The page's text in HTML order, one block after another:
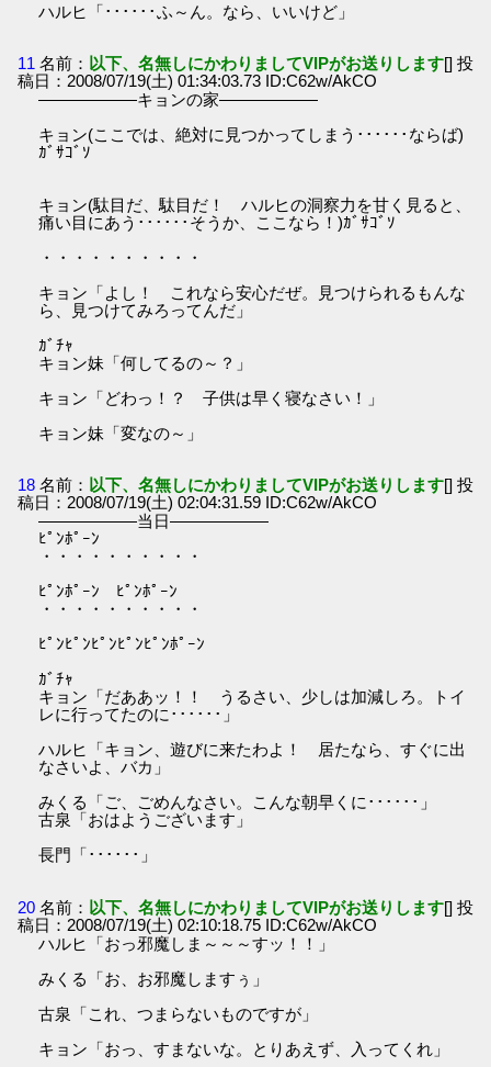
ハルヒ「･･････ふ～ん。なら、いいけど」
11 名前： 以下、名無しにかわりましてVIPがお送りします[] 投
稿日：2008/07/19(土) 01:34:03.73 ID:C62w/AkCO
――――――キョンの家――――――
キョン(ここでは、絶対に見つかってしまう･･････ならば)
ｶﾞｻｺﾞｿ
キョン(駄目だ、駄目だ！ ハルヒの洞察力を甘く見ると、
痛い目にあう･･････そうか、ここなら！)ｶﾞｻｺﾞｿ
・・・・・・・・・・
キョン「よし！ これなら安心だぜ。見つけられるもんな
ら、見つけてみろってんだ」
ｶﾞﾁｬ
キョン妹「何してるの～？」
キョン「どわっ！？ 子供は早く寝なさい！」
キョン妹「変なの～」
18 名前： 以下、名無しにかわりましてVIPがお送りします[] 投
稿日：2008/07/19(土) 02:04:31.59 ID:C62w/AkCO
――――――当日――――――
ﾋﾟﾝﾎﾟｰﾝ
・・・・・・・・・・
ﾋﾟﾝﾎﾟｰﾝ ﾋﾟﾝﾎﾟｰﾝ
・・・・・・・・・・
ﾋﾟﾝﾋﾟﾝﾋﾟﾝﾋﾟﾝﾋﾟﾝﾎﾟｰﾝ
ｶﾞﾁｬ
キョン「だああッ！！ うるさい、少しは加減しろ。トイ
レに行ってたのに･･････」
ハルヒ「キョン、遊びに来たわよ！ 居たなら、すぐに出
なさいよ、バカ」
みくる「ご、ごめんなさい。こんな朝早くに･･････」
古泉「おはようございます」
長門「･･････」
20 名前： 以下、名無しにかわりましてVIPがお送りします[] 投
稿日：2008/07/19(土) 02:10:18.75 ID:C62w/AkCO
ハルヒ「おっ邪魔しま～～～すッ！！」
みくる「お、お邪魔しますぅ」
古泉「これ、つまらないものですが」
キョン「おっ、すまないな。とりあえず、入ってくれ」